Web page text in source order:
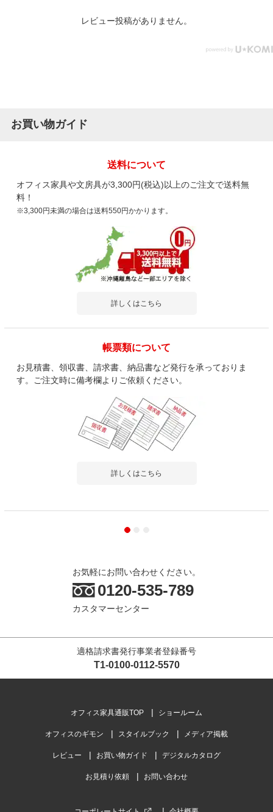
レビュー投稿がありません。
お買い物ガイド
送料について
オフィス家具や文房具が3,300円(税込)以上のご注文で送料無
料！
※3,300円未満の場合は送料550円かかります。
詳しくはこちら
帳票類について
お見積書、領収書、請求書、納品書など発行を承っておりま
す。ご注文時に備考欄よりご依頼ください。
詳しくはこちら
お気軽にお問い合わせください。
0120-535-789
カスタマーセンター
適格請求書発行事業者登録番号
T1-0100-0112-5570
オフィス家具通販TOP ショールーム
オフィスのギモン スタイルブック メディア掲載
レビュー お買い物ガイド デジタルカタログ
お見積り依頼 お問い合わせ